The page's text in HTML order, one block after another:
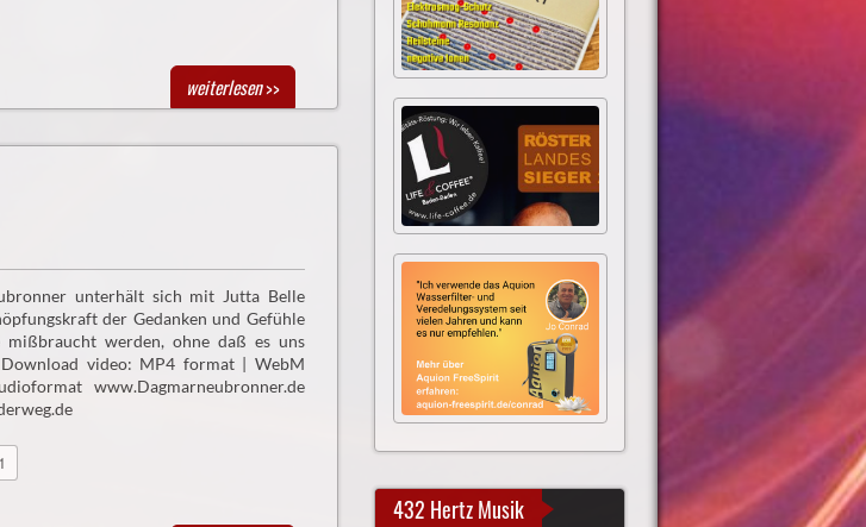
weiterlesen>>
unterhält sich mit Jutta Belle
der Gedanken und Gefühle
werden, ohne daß es uns
video: MP4 format | WebM
www.Dagmarneubronner.de
432 Hertz Musik